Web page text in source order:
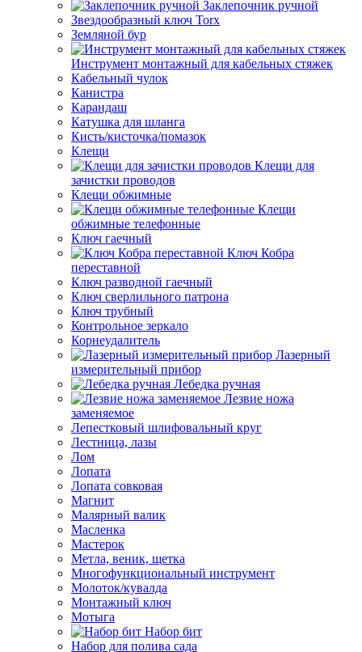
Заклепочник ручной
Звездообразный ключ Torx
Земляной бур
Инструмент монтажный для кабельных стяжек
Кабельный чулок
Канистра
Карандаш
Катушка для шланга
Кисть/кисточка/помазок
Клещи
Клещи для
зачистки проводов
Клещи обжимные
Клещи
обжимные телефонные
Ключ гаечный
Ключ Кобра
переставной
Ключ разводной гаечный
Ключ сверлильного патрона
Ключ трубный
Контрольное зеркало
Корнеудалитель
Лазерный
измерительный прибор
Лебедка ручная
Лезвие ножа
заменяемое
Лепестковый шлифовальный круг
Лестница, лазы
Лом
Лопата
Лопата совковая
Магнит
Малярный валик
Масленка
Мастерок
Метла, веник, щетка
Многофункциональный инструмент
Молоток/кувалда
Монтажный ключ
Мотыга
Набор бит
Набор для полива сада